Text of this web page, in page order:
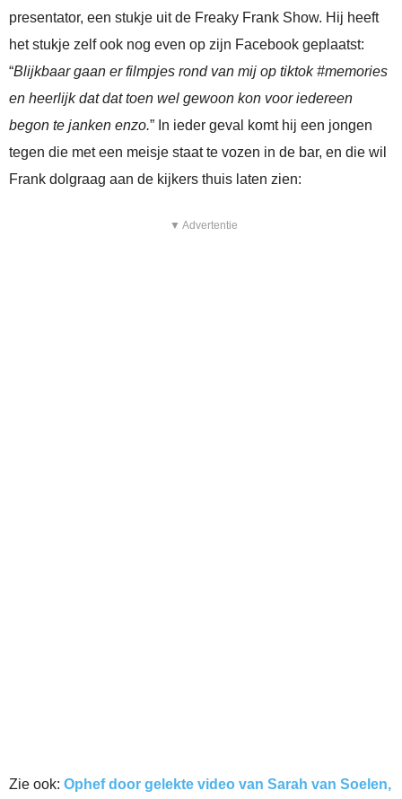
presentator, een stukje uit de Freaky Frank Show. Hij heeft
het stukje zelf ook nog even op zijn Facebook geplaatst:
“Blijkbaar gaan er filmpjes rond van mij op tiktok #memories
en heerlijk dat dat toen wel gewoon kon voor iedereen
begon te janken enzo.” In ieder geval komt hij een jongen
tegen die met een meisje staat te vozen in de bar, en die wil
Frank dolgraag aan de kijkers thuis laten zien:
▼ Advertentie
Zie ook: Ophef door gelekte video van Sarah van Soelen,